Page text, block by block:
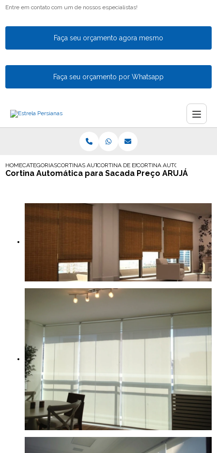
Entre em contato com um de nossos especialistas!
Faça seu orçamento agora mesmo
Faça seu orçamento por Whatsapp
HOMECATEGORIASCORTINAS AUTOMATICASCORTINA DE ENROLAR AUTOMATICA
CORTINA AUTOMATICA
Cortina Automática para Sacada Preço ARUJÁ